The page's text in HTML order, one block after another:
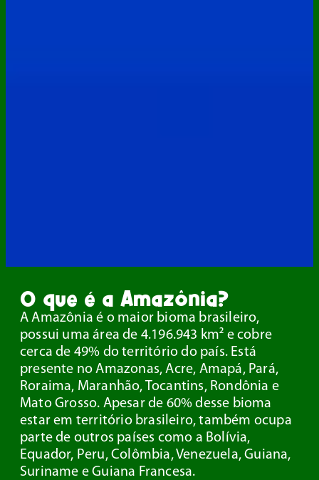
O que é a Amazônia?
A Amazônia é o maior bioma brasileiro,
possui uma área de 4.196.943 km² e cobre
cerca de 49% do território do país. Está
presente no Amazonas, Acre, Amapá, Pará,
Roraima, Maranhão, Tocantins, Rondônia e
Mato Grosso. Apesar de 60% desse bioma
estar em território brasileiro, também ocupa
parte de outros países como a Bolívia,
Equador, Peru, Colômbia, Venezuela, Guiana,
Suriname e Guiana Francesa.